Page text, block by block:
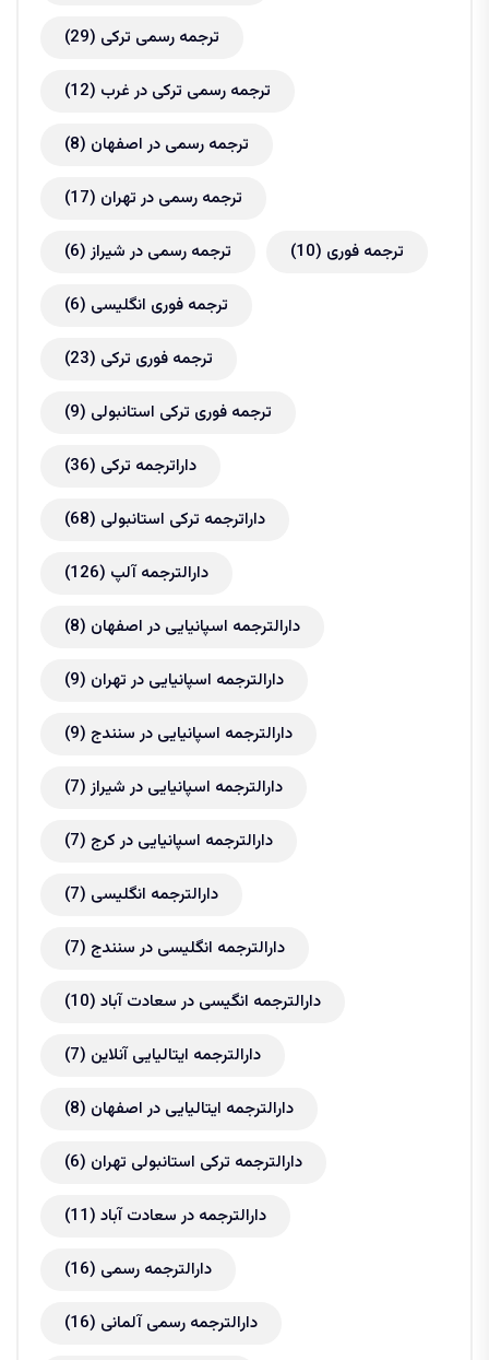
ترجمه رسمی ترکی (29)
ترجمه رسمی ترکی در غرب (12)
ترجمه رسمی در اصفهان (8)
ترجمه رسمی در تهران (17)
ترجمه رسمی در شیراز(6) ترجمه فوری (10)
ترجمه فوری انگلیسی (6)
ترجمه فوری ترکی (23)
ترجمه فوری ترکی استانبولی (9)
داراترجمه ترکی (36)
داراترجمه ترکی استانبولی (68)
دارالترجمه آلپ (126)
دارالترجمه اسپانیایی در اصفهان (8)
دارالترجمه اسپانیایی در تهران (9)
دارالترجمه اسپانیایی در سنندج (9)
دارالترجمه اسپانیایی در شیراز(7)
دارالترجمه اسپانیایی در کرج (7)
دارالترجمه انگلیسی (7)
دارالترجمه انگلیسی در سنندج (7)
دارالترجمه انگیسی در سعادت آباد (10)
دارالترجمه ایتالیایی آنلاین (7)
دارالترجمه ایتالیایی در اصفهان (8)
دارالترجمه ترکی استانبولی تهران (6)
دارالترجمه در سعادت آباد (11)
دارالترجمه رسمی (16)
دارالترجمه رسمی آلمانی (16)